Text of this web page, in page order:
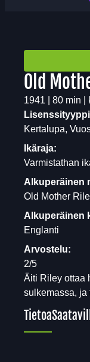
Old
1941 | 80 min |
Kertalupa,
Ikäraja:
Varmistathan
Alkuperäinen
Old Mother
Alkuperäinen
Englanti
Arvostelu:
2/5
Äiti Riley ottaa
sulkemassa, ja
Tietoa